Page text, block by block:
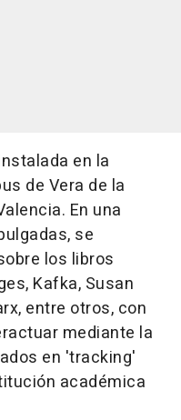
en la
de Vera de la
En una
se
los libros
Kafka, Susan
entre otros, con
mediante la
en 'tracking'
académica